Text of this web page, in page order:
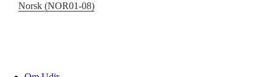
Norsk (NOR01‑08)